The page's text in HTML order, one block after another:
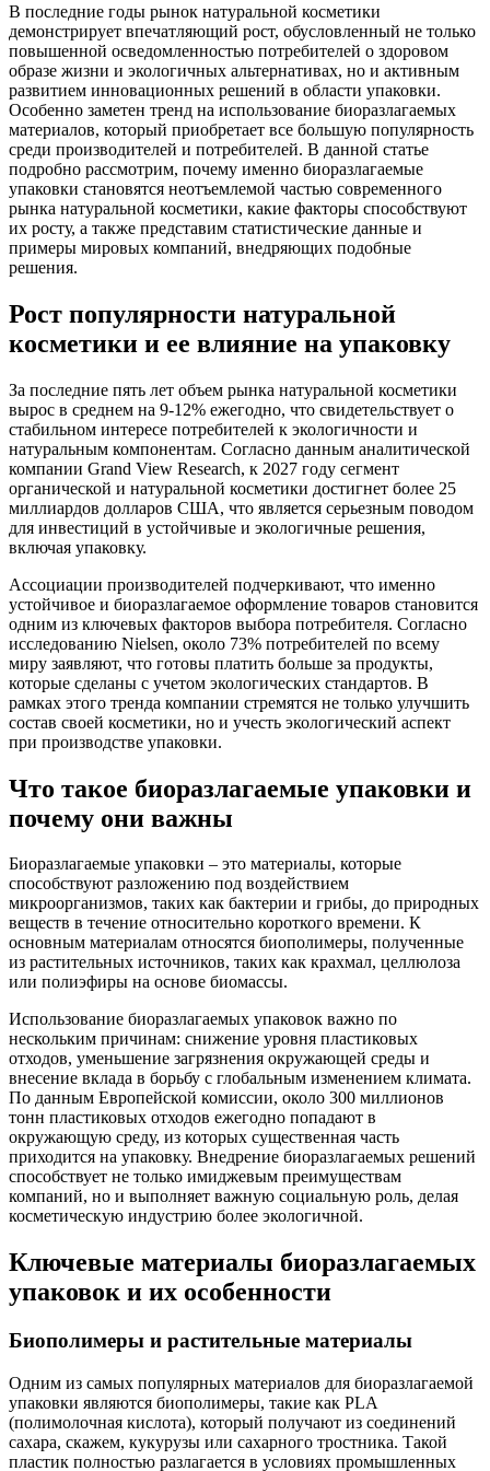
В последние годы рынок натуральной косметики
демонстрирует впечатляющий рост, обусловленный не только
повышенной осведомленностью потребителей о здоровом
образе жизни и экологичных альтернативах, но и активным
развитием инновационных решений в области упаковки.
Особенно заметен тренд на использование биоразлагаемых
материалов, который приобретает все большую популярность
среди производителей и потребителей. В данной статье
подробно рассмотрим, почему именно биоразлагаемые
упаковки становятся неотъемлемой частью современного
рынка натуральной косметики, какие факторы способствуют
их росту, а также представим статистические данные и
примеры мировых компаний, внедряющих подобные
решения.
Рост популярности натуральной
косметики и ее влияние на упаковку
За последние пять лет объем рынка натуральной косметики
вырос в среднем на 9-12% ежегодно, что свидетельствует о
стабильном интересе потребителей к экологичности и
натуральным компонентам. Согласно данным аналитической
компании Grand View Research, к 2027 году сегмент
органической и натуральной косметики достигнет более 25
миллиардов долларов США, что является серьезным поводом
для инвестиций в устойчивые и экологичные решения,
включая упаковку.
Ассоциации производителей подчеркивают, что именно
устойчивое и биоразлагаемое оформление товаров становится
одним из ключевых факторов выбора потребителя. Согласно
исследованию Nielsen, около 73% потребителей по всему
миру заявляют, что готовы платить больше за продукты,
которые сделаны с учетом экологических стандартов. В
рамках этого тренда компании стремятся не только улучшить
состав своей косметики, но и учесть экологический аспект
при производстве упаковки.
Что такое биоразлагаемые упаковки и
почему они важны
Биоразлагаемые упаковки – это материалы, которые
способствуют разложению под воздействием
микроорганизмов, таких как бактерии и грибы, до природных
веществ в течение относительно короткого времени. К
основным материалам относятся биополимеры, полученные
из растительных источников, таких как крахмал, целлюлоза
или полиэфиры на основе биомассы.
Использование биоразлагаемых упаковок важно по
нескольким причинам: снижение уровня пластиковых
отходов, уменьшение загрязнения окружающей среды и
внесение вклада в борьбу с глобальным изменением климата.
По данным Европейской комиссии, около 300 миллионов
тонн пластиковых отходов ежегодно попадают в
окружающую среду, из которых существенная часть
приходится на упаковку. Внедрение биоразлагаемых решений
способствует не только имиджевым преимуществам
компаний, но и выполняет важную социальную роль, делая
косметическую индустрию более экологичной.
Ключевые материалы биоразлагаемых
упаковок и их особенности
Биополимеры и растительные материалы
Одним из самых популярных материалов для биоразлагаемой
упаковки являются биополимеры, такие как PLA
(полимолочная кислота), который получают из соединений
сахара, скажем, кукурузы или сахарного тростника. Такой
пластик полностью разлагается в условиях промышленных